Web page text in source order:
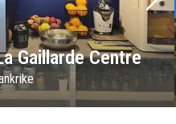
Gaillarde Centre